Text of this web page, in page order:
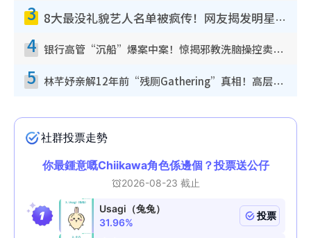
3 8大最没礼貌艺人名单被疯传！网友揭发明星真面目，一致数落这一位是无品天花板？
4 银行高管“沉船”爆案中案！惊揭邪教洗脑操控卖淫被吞600万，幕后黑手讲多错多
5 林芊妤亲解12年前“残厕Gathering”真相！高层解约一句话重创尊严，至今拒返TVB